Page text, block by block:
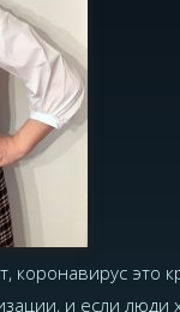
коронавирус это
и если люди